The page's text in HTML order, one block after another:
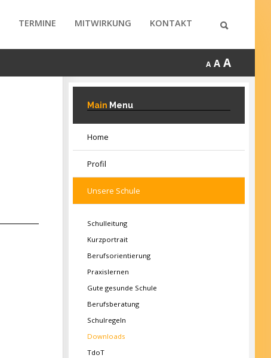
TERMINE MITWIRKUNG KONTAKT
A A A
Main Menu
Home
Profil
Unsere Schule
Schulleitung
Kurzportrait
Berufsorientierung
Praxislernen
Gute gesunde Schule
Berufsberatung
Schulregeln
Downloads
TdoT